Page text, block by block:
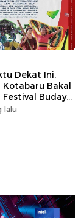
Dekat Ini,
Kotabaru Bakal
Budaya
lalu